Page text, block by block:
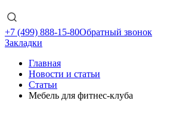
+7 (499) 888-15-80Обратный звонок
Закладки
Главная
Новости и статьи
Статьи
Мебель для фитнес-клуба